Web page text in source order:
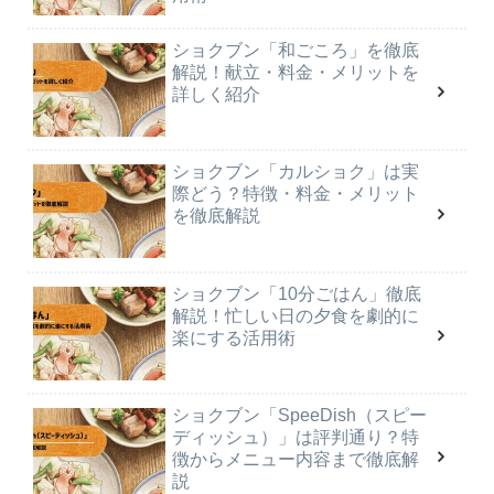
ショクブン「和ごころ」を徹底
解説！献立・料金・メリットを
詳しく紹介
ショクブン「カルショク」は実
際どう？特徴・料金・メリット
を徹底解説
ショクブン「10分ごはん」徹底
解説！忙しい日の夕食を劇的に
楽にする活用術
ショクブン「SpeeDish（スピー
ディッシュ）」は評判通り？特
徴からメニュー内容まで徹底解
説